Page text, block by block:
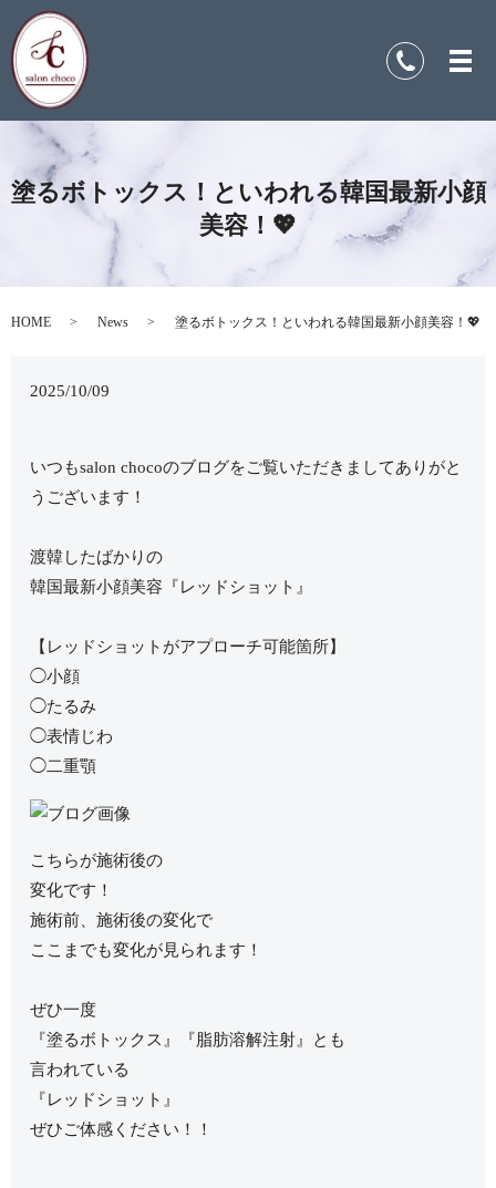
塗るボトックス！といわれる韓国最新小顔
美容！💖
HOME News 塗るボトックス！といわれる韓国最新小顔美容！💖
2025/10/09
いつもsalon chocoのブログをご覧いただきましてありがと
うございます！
渡韓したばかりの
韓国最新小顔美容『レッドショット』
【レッドショットがアプローチ可能箇所】
◯小顔
◯たるみ
◯表情じわ
◯二重顎
こちらが施術後の
変化です！
施術前、施術後の変化で
ここまでも変化が見られます！
ぜひ一度
『塗るボトックス』『脂肪溶解注射』とも
言われている
『レッドショット』
ぜひご体感ください！！